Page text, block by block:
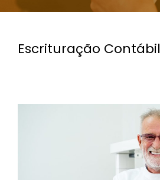
Escrituração Contábil